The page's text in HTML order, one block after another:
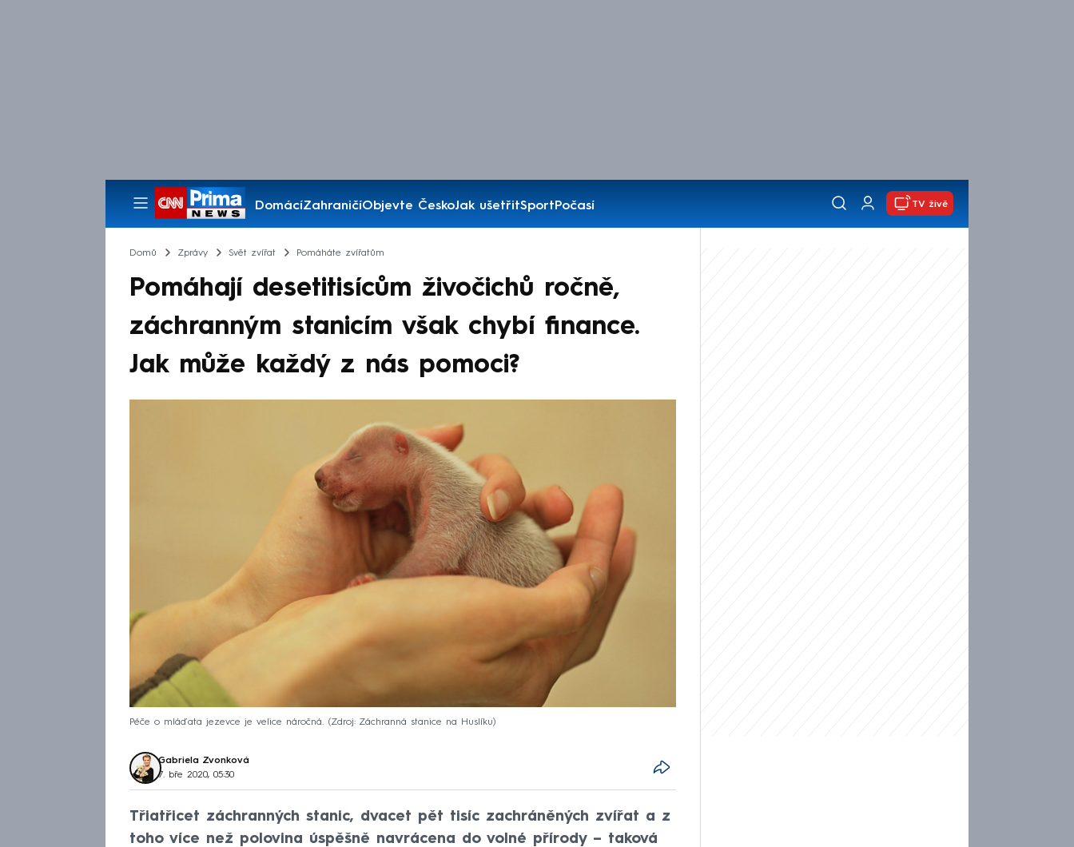
DomácíZahraničíObjevte ČeskoJak ušetřitSportPočasí
Pořady
TV živě
Domů Zprávy Svět zvířat Pomáháte zvířatům
Pomáhají desetitisícům živočichů ročně,
záchranným stanicím však chybí finance.
Jak může každý z nás pomoci?
Péče o mláďata jezevce je velice náročná. Zdroj: Záchranná stanice na Huslíku
Gabriela Zvonková
7. bře 2020, 05:30
Třiatřicet záchranných stanic, dvacet pět tisíc zachráněných zvířat a z
toho více než polovina úspěšně navrácena do volné přírody – taková